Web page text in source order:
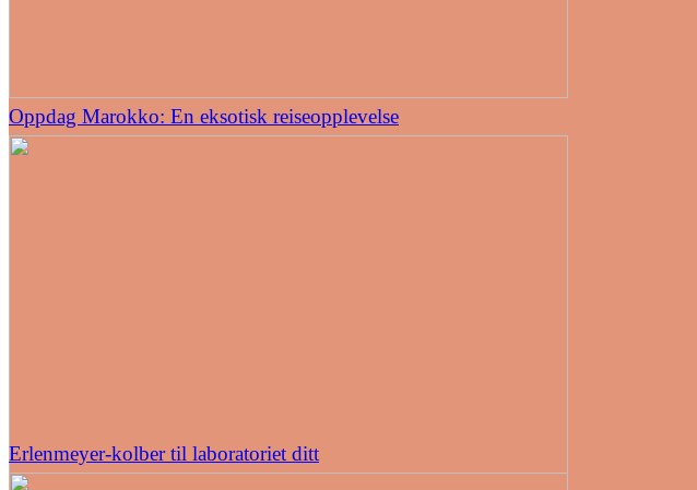
Oppdag Marokko: En eksotisk reiseopplevelse
Erlenmeyer-kolber til laboratoriet ditt